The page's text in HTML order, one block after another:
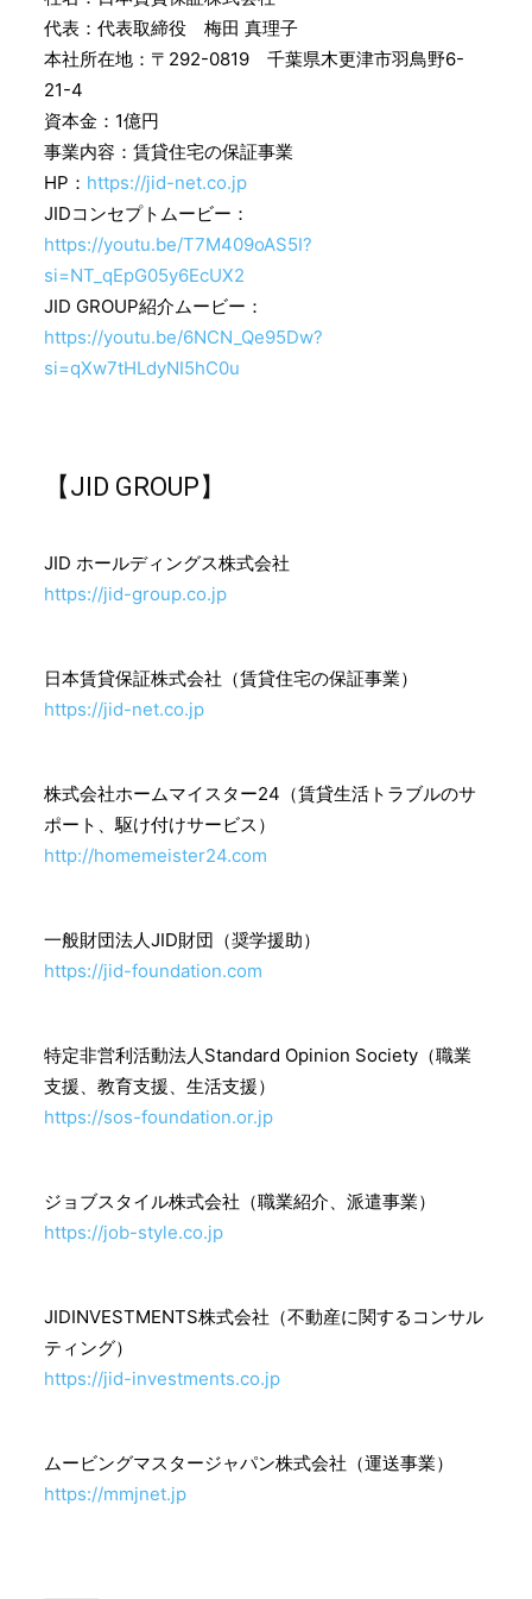
代表：代表取締役 梅田 真理子
本社所在地：〒292-0819 千葉県木更津市羽鳥野6-
21-4
資本金：1億円
事業内容：賃貸住宅の保証事業
HP： https://jid-net.co.jp
JIDコンセプトムービー：
https://youtu.be/T7M409oAS5I?
si=NT_qEpG05y6EcUX2
JID GROUP紹介ムービー：
https://youtu.be/6NCN_Qe95Dw?
si=qXw7tHLdyNI5hC0u
【JID GROUP】
JID ホールディングス株式会社
https://jid-group.co.jp
日本賃貸保証株式会社（賃貸住宅の保証事業）
https://jid-net.co.jp
株式会社ホームマイスター24（賃貸生活トラブルのサ
ポート、駆け付けサービス）
http://homemeister24.com
一般財団法人JID財団（奨学援助）
https://jid-foundation.com
特定非営利活動法人Standard Opinion Society（職業
支援、教育支援、生活支援）
https://sos-foundation.or.jp
ジョブスタイル株式会社（職業紹介、派遣事業）
https://job-style.co.jp
JIDINVESTMENTS株式会社（不動産に関するコンサル
ティング）
https://jid-investments.co.jp
ムービングマスタージャパン株式会社（運送事業）
https://mmjnet.jp